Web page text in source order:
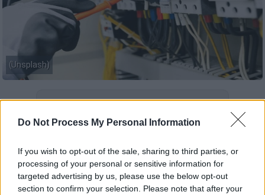
Do Not Process My Personal Information
If you wish to opt-out of the sale, sharing to third parties, or
processing of your personal or sensitive information for
targeted advertising by us, please use the below opt-out
section to confirm your selection. Please note that after your
(Unsplash)
Προσθέστε το ΕΘΝΟΣ στη Google
ηλικιωμένηστηΛαμίασήμερα 18/03, με
σκοπό να την παραπλανίσουν και να
διαφύγουν με τακοσμήματά της.